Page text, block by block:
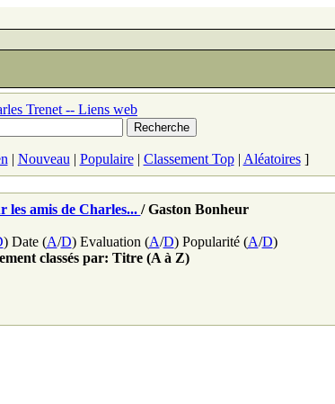
Trenet -- Liens web
| Nouveau | Populaire| Classement Top| Aléatoires]
les amis de Charles... / Gaston Bonheur
) Date (A/D) Evaluation (A/D) Popularité (A/D)
classés par: Titre (A à Z)